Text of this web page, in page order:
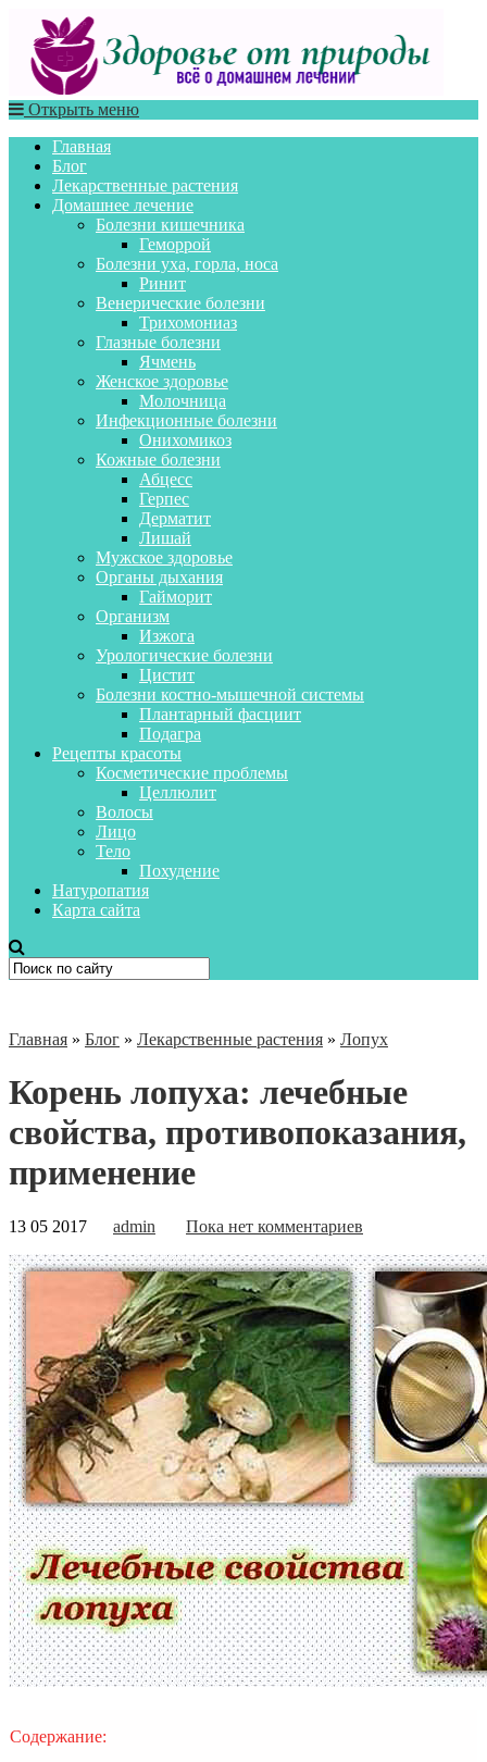
Открыть меню
Главная
Блог
Лекарственные растения
Домашнее лечение
Болезни кишечника
Геморрой
Болезни уха, горла, носа
Ринит
Венерические болезни
Трихомониаз
Глазные болезни
Ячмень
Женское здоровье
Молочница
Инфекционные болезни
Онихомикоз
Кожные болезни
Абцесс
Герпес
Дерматит
Лишай
Мужское здоровье
Органы дыхания
Гайморит
Организм
Изжога
Урологические болезни
Цистит
Болезни костно-мышечной системы
Плантарный фасциит
Подагра
Рецепты красоты
Косметические проблемы
Целлюлит
Волосы
Лицо
Тело
Похудение
Натуропатия
Карта сайта
Главная » Блог » Лекарственные растения » Лопух
Корень лопуха: лечебные
свойства, противопоказания,
применение
13 05 2017 admin Пока нет комментариев
Содержание: